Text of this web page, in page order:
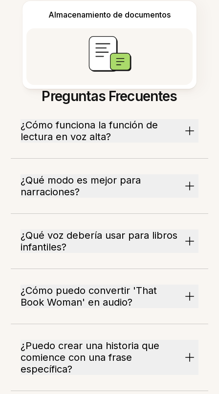
Almacenamiento de documentos
Preguntas Frecuentes
¿Cómo funciona la función de
lectura en voz alta?
¿Qué modo es mejor para
narraciones?
¿Qué voz debería usar para libros
infantiles?
¿Cómo puedo convertir 'That
Book Woman' en audio?
¿Puedo crear una historia que
comience con una frase
específica?